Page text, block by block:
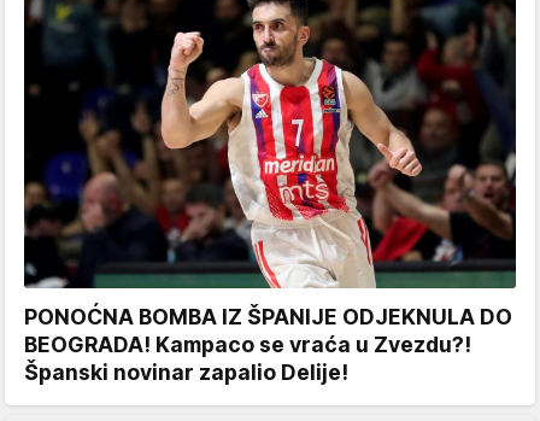
PONOĆNA BOMBA IZ ŠPANIJE ODJEKNULA DO
BEOGRADA! Kampaco se vraća u Zvezdu?!
Španski novinar zapalio Delije!